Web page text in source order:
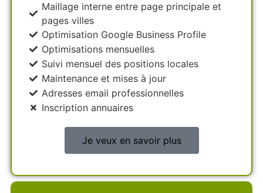
Maillage interne entre page principale et
pages villes
Optimisation Google Business Profile
Optimisations mensuelles
Suivi mensuel des positions locales
Maintenance et mises à jour
Adresses email professionnelles
Inscription annuaires
Je veux en savoir plus